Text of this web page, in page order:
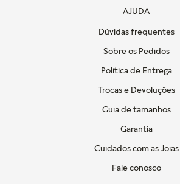
AJUDA
Dúvidas frequentes
Sobre os Pedidos
Política de Entrega
Trocas e Devoluções
Guia de tamanhos
Garantia
Cuidados com as Joias
Fale conosco